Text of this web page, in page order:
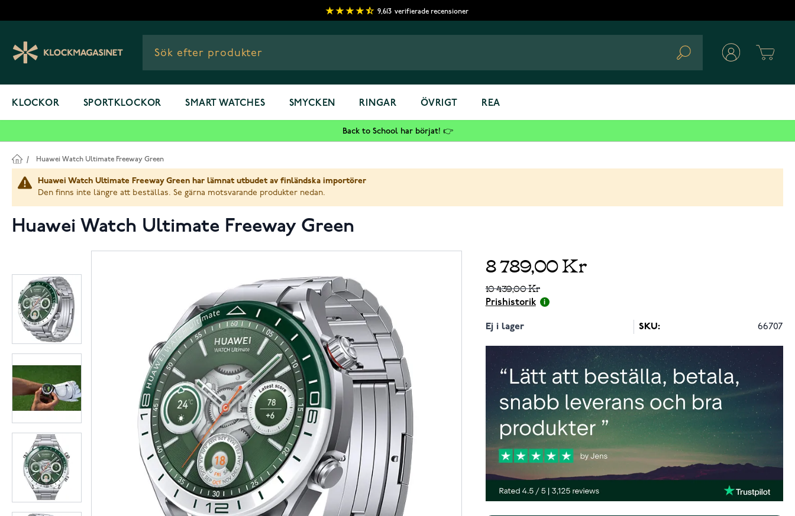
9,613 verifierade recensioner
Search
KLOCKOR SPORTKLOCKOR SMART WATCHES SMYCKEN RINGAR ÖVRIGT REA
Back to School har börjat! 👉
/ Huawei Watch Ultimate Freeway Green
Huawei Watch Ultimate Freeway Green har lämnat utbudet av finländska importörer
Den finns inte längre att beställas. Se gärna motsvarande produkter nedan.
Huawei Watch Ultimate Freeway Green
8 789,00 Kr
10 439,00 Kr
Prishistorik
Ej i lager SKU: 66707